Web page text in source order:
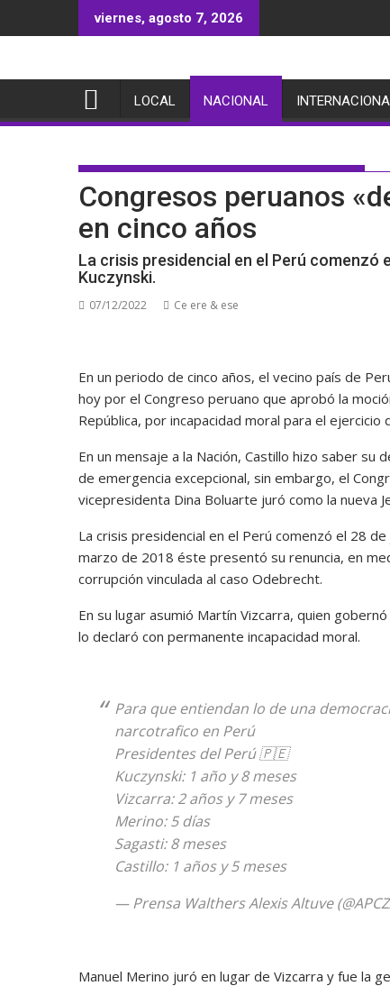
al
viernes, agosto 7, 2026
LOCAL NACIONAL
Congresos peruanos
en cinco años
La crisis presidencial en el Perú comenzó
Kuczynski.
07/12/2022 Ce ere & ese
En un periodo de cinco años, el vecino país de
hoy por el Congreso peruano que aprobó la
República, por incapacidad moral para el ejercicio
En un mensaje a la Nación, Castillo hizo saber
de emergencia excepcional, sin embargo, el
vicepresidenta Dina Boluarte juró como la nueva
La crisis presidencial en el Perú comenzó el 28
marzo de 2018 éste presentó su renuncia, en
corrupción vinculada al caso Odebrecht.
En su lugar asumió Martín Vizcarra, quien
lo declaró con permanente incapacidad moral.
Para que entiendan lo de una
narcotrafico en Perú
Presidentes del Perú 🇵🇪
Kuczynski: 1 año y 8 meses
Vizcarra: 2 años y 7 meses
Merino: 5 días
Sagasti: 8 meses
Castillo: 1 años y 5 meses
— Prensa Walthers Alexis Altuve
Manuel Merino juró en lugar de Vizcarra y fue la